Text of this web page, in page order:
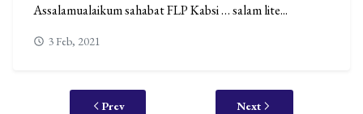
Assalamualaikum sahabat FLP Kabsi … salam lite...
3 Feb, 2021
Prev Next